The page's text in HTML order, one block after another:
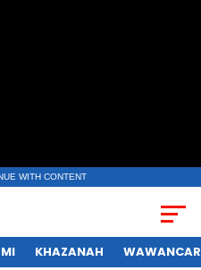
WITH CONTENT
KHAZANAH